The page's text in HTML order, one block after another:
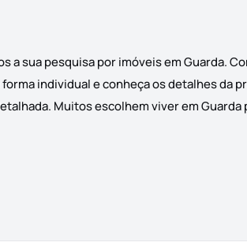
a sua pesquisa por imóveis em Guarda.
individual e conheça os detalhes da
Muitos escolhem viver em Guarda